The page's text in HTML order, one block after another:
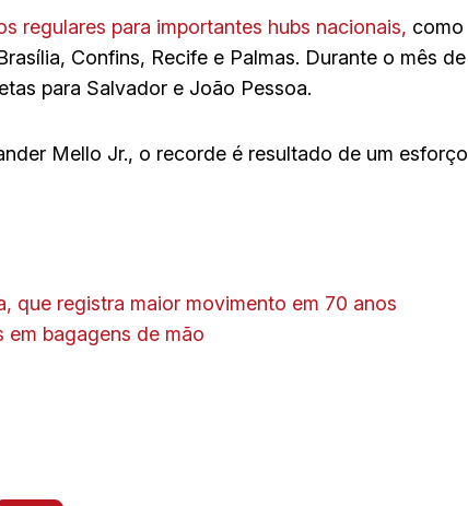
regulares para importantes hubs nacionais, como
Confins, Recife e Palmas. Durante o mês de
para Salvador e João Pessoa.
Mello Jr., o recorde é resultado de um esforço
que registra maior movimento em 70 anos
em bagagens de mão